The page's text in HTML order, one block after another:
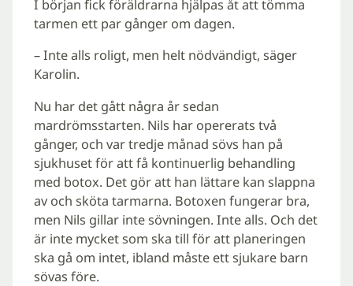
I början fick föräldrarna hjälpas åt att tömma
tarmen ett par gånger om dagen.
– Inte alls roligt, men helt nödvändigt, säger
Karolin.
Nu har det gått några år sedan
mardrömsstarten. Nils har opererats två
gånger, och var tredje månad sövs han på
sjukhuset för att få kontinuerlig behandling
med botox. Det gör att han lättare kan slappna
av och sköta tarmarna. Botoxen fungerar bra,
men Nils gillar inte sövningen. Inte alls. Och det
är inte mycket som ska till för att planeringen
ska gå om intet, ibland måste ett sjukare barn
sövas före.